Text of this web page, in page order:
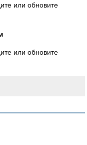
или обновите
или обновите